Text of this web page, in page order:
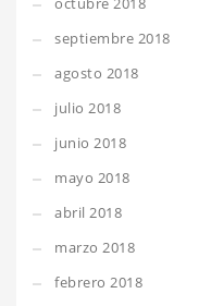
septiembre 2018
agosto 2018
julio 2018
junio 2018
mayo 2018
abril 2018
marzo 2018
febrero 2018